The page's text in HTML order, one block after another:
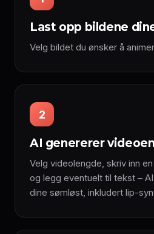
Last opp bildene
Velg bildet du ønsker å
2
AI genererer
Velg videolengde, skriv inn
og legg eventuelt til tekst –
dine sømløst, inkludert lip-